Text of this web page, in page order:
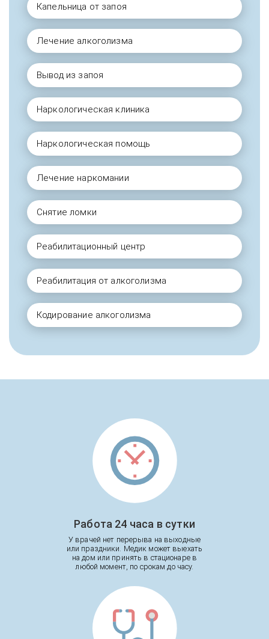
Капельница от запоя
Лечение алкоголизма
Вывод из запоя
Наркологическая клиника
Наркологическая помощь
Лечение наркомании
Снятие ломки
Реабилитационный центр
Реабилитация от алкоголизма
Кодирование алкоголизма
Работа 24 часа в сутки
У врачей нет перерыва на выходные
или праздники. Медик может выехать
на дом или принять в стационаре в
любой момент, по срокам до часу.